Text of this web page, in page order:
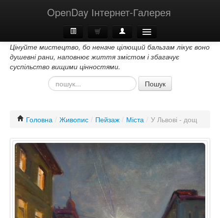
OpenDay Інтернет-Галерея
Головна
Про Нас
Цінуйте мистецтво, бо неначе цілющий бальзам лікує воно
душевні рани, наповнює життя змістом і збагачує
суспільство вищими цінностями.
Пошук
Головна / Живопис / Пейзаж / Міста / У Львові - дощ